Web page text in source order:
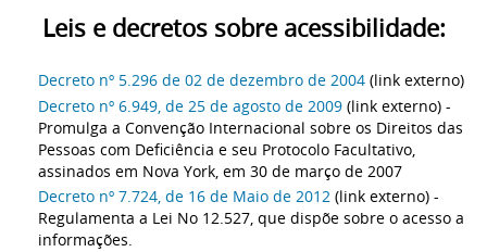
Leis e decretos sobre acessibilidade:
Decreto nº 5.296 de 02 de dezembro de 2004 (link externo)
Decreto nº 6.949, de 25 de agosto de 2009 (link externo) -
Promulga a Convenção Internacional sobre os Direitos das
Pessoas com Deficiência e seu Protocolo Facultativo,
assinados em Nova York, em 30 de março de 2007
Decreto nº 7.724, de 16 de Maio de 2012 (link externo) -
Regulamenta a Lei No 12.527, que dispõe sobre o acesso a
informações.